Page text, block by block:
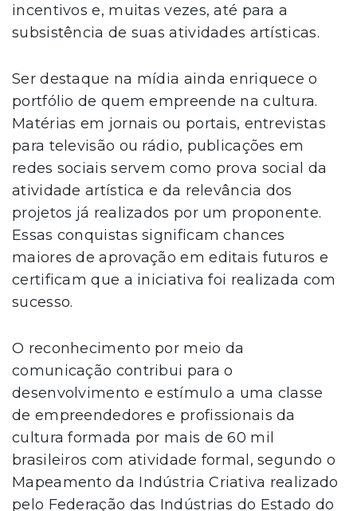
incentivos e, muitas vezes, até para a
subsistência de suas atividades artísticas.
Ser destaque na mídia ainda enriquece o
portfólio de quem empreende na cultura.
Matérias em jornais ou portais, entrevistas
para televisão ou rádio, publicações em
redes sociais servem como prova social da
atividade artística e da relevância dos
projetos já realizados por um proponente.
Essas conquistas significam chances
maiores de aprovação em editais futuros e
certificam que a iniciativa foi realizada com
sucesso.
O reconhecimento por meio da
comunicação contribui para o
desenvolvimento e estímulo a uma classe
de empreendedores e profissionais da
cultura formada por mais de 60 mil
brasileiros com atividade formal, segundo o
Mapeamento da Indústria Criativa realizado
pelo Federação das Indústrias do Estado do